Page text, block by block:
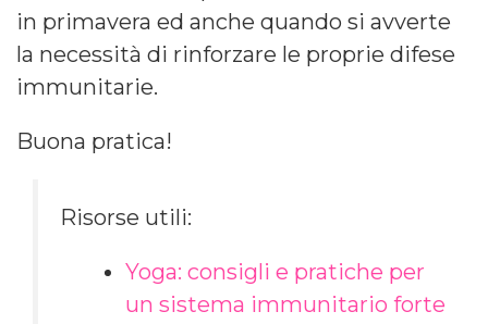
in primavera ed anche quando si avverte
la necessità di rinforzare le proprie difese
immunitarie.
Buona pratica!
Risorse utili:
Yoga: consigli e pratiche per
un sistema immunitario forte